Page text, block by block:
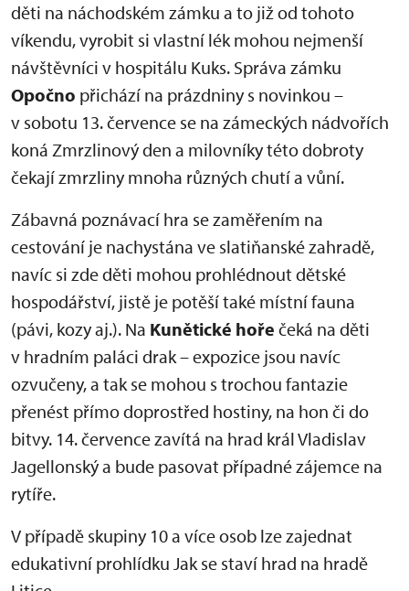
děti na náchodském zámku a to již od tohoto
víkendu, vyrobit si vlastní lék mohou nejmenší
návštěvníci v hospitálu Kuks. Správa zámku
Opočno přichází na prázdniny s novinkou –
v sobotu 13. července se na zámeckých nádvořích
koná Zmrzlinový den a milovníky této dobroty
čekají zmrzliny mnoha různých chutí a vůní.
Zábavná poznávací hra se zaměřením na
cestování je nachystána ve slatiňanské zahradě,
navíc si zde děti mohou prohlédnout dětské
hospodářství, jistě je potěší také místní fauna
(pávi, kozy aj.). Na Kunětické hoře čeká na děti
v hradním paláci drak – expozice jsou navíc
ozvučeny, a tak se mohou s trochou fantazie
přenést přímo doprostřed hostiny, na hon či do
bitvy. 14. července zavítá na hrad král Vladislav
Jagellonský a bude pasovat případné zájemce na
rytíře.
V případě skupiny 10 a více osob lze zajednat
edukativní prohlídku Jak se staví hrad na hradě